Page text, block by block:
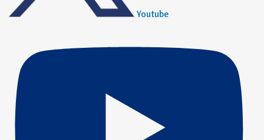
Youtube